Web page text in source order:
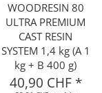
WOODRESIN 80
ULTRA PREMIUM
CAST RESIN
SYSTEM 1,4 kg (A 1
kg + B 400 g)
40,90 CHF *